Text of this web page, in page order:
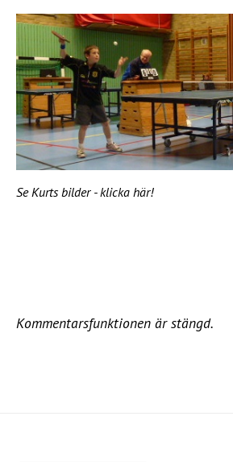
Se Kurts bilder - klicka här!
Kommentarsfunktionen är stängd.